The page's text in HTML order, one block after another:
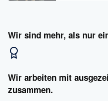
Wir sind mehr, als nur
Wir arbeiten mit
zusammen.